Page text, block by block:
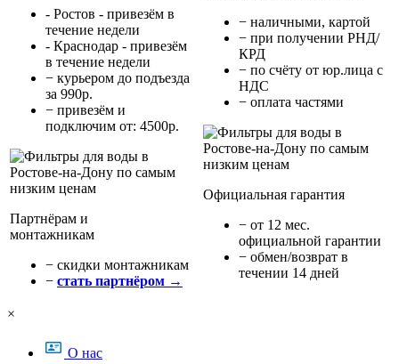
- Ростов - привезём в
течение недели
- Краснодар - привезём
в течение недели
− курьером до подъезда
за 990р.
− привезём и
подключим от: 4500р.
Партнёрам и
монтажникам
− cкидки монтажникам
− стать партнёром →
− наличными, картой
− при получении РНД/
КРД
− по счёту от юр.лица с
НДС
− оплата частями
Официальная гарантия
− от 12 мес.
официальной гарантии
− обмен/возврат в
течении 14 дней
×
О нас